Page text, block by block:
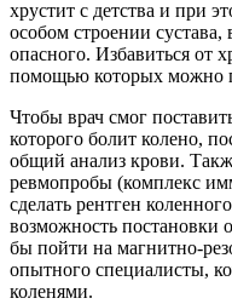
хрустит с детства и при
особом строении
опасного. Избавиться от
помощью которых можно
Чтобы врач смог
которого болит колено,
общий анализ крови.
ревмопробы (комплекс
сделать рентген
возможность постановки
бы пойти на магнитно-
опытного специалисты,
коленями.